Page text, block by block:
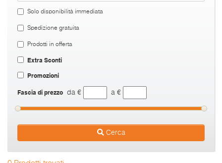
Solo disponibilità immediata
Spedizione gratuita
Prodotti in offerta
Extra Sconti
Promozioni
Fascia di prezzo da € a €
Cerca